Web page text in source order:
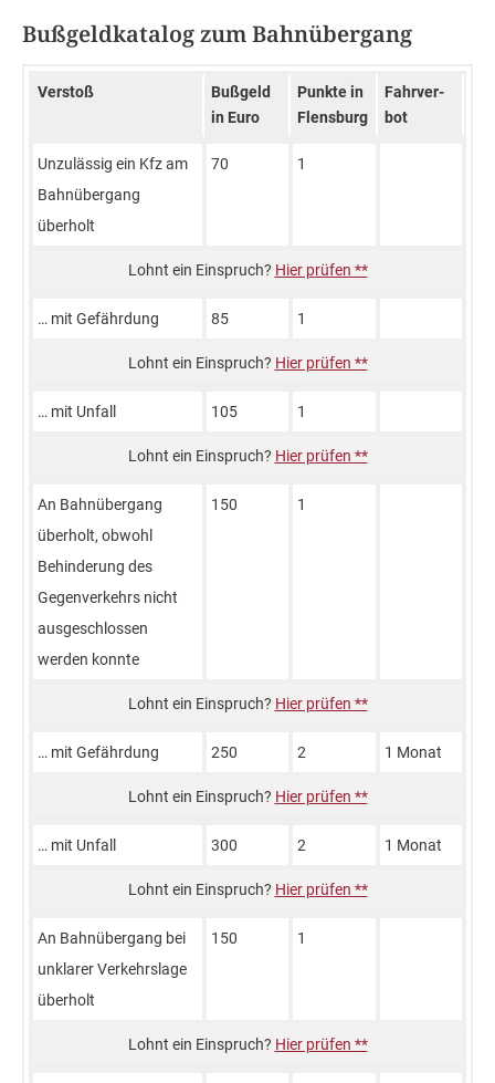
Bußgeldkatalog zum Bahnübergang
Ver­stoß
Buß­geld
in Euro
Punk­te in
Flens­burg
Fahr­ver­
bot
Unzulässig ein Kfz am
Bahnübergang
überholt
70 1
Hier prüfen **
… mit Gefährdung 85 1
Hier prüfen **
… mit Unfall 105 1
Hier prüfen **
An Bahnübergang
überholt, obwohl
Behinderung des
Gegenverkehrs nicht
ausgeschlossen
werden konnte
150 1
Hier prüfen **
… mit Gefährdung 250 2 1 Monat
Hier prüfen **
… mit Unfall 300 2 1 Monat
Hier prüfen **
An Bahnübergang bei
unklarer Verkehrslage
überholt
150 1
Hier prüfen **